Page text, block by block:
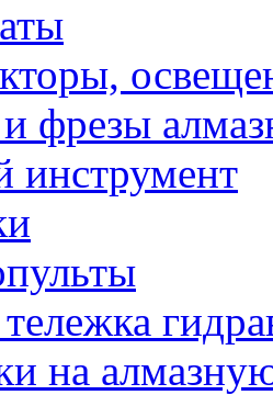
фрезы
инструмент
на